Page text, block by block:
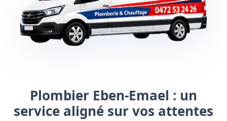
Plombier Eben-Emael : un
service aligné sur vos attentes